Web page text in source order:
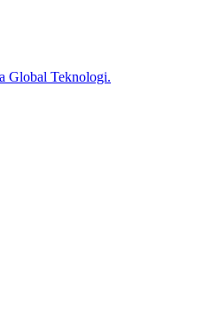
Global Teknologi.